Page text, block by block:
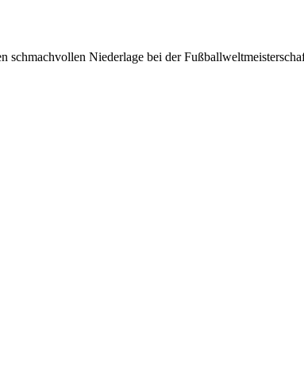
schmachvollen Niederlage bei der